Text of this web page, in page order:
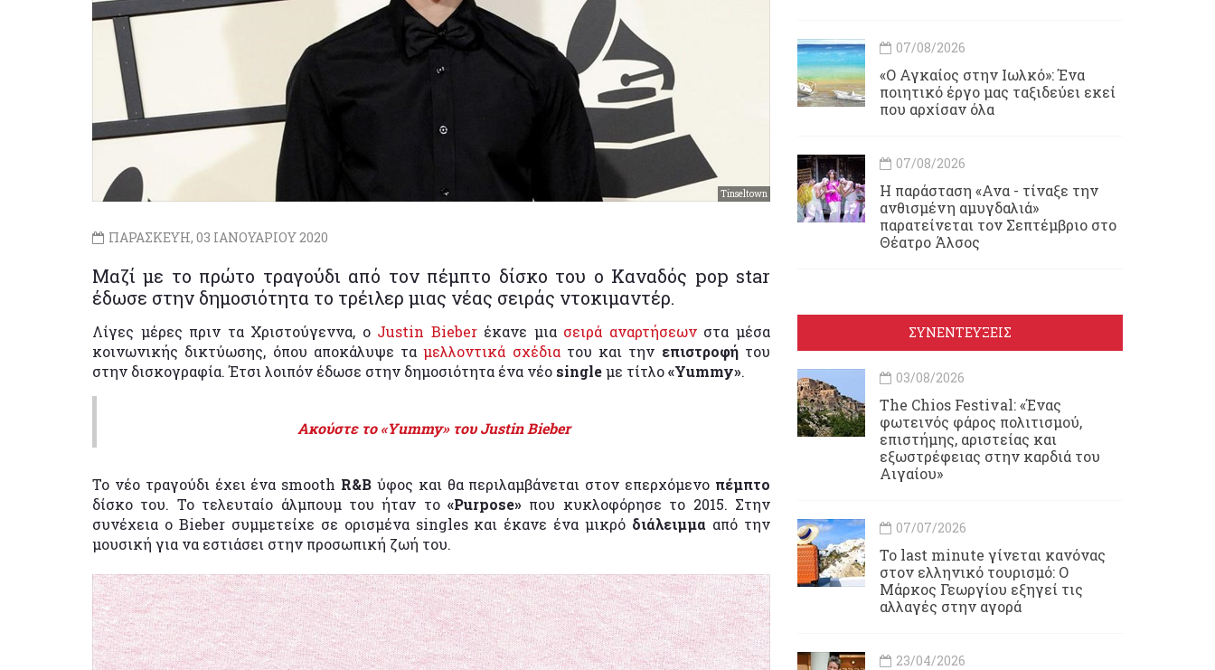
Tinseltown
ΠΑΡΑΣΚΕΥΗ, 03 ΙΑΝΟΥΑΡΙΟΥ 2020
Μαζί με το πρώτο τραγούδι από τον πέμπτο δίσκο του ο Καναδός pop star
έδωσε στην δημοσιότητα το τρέιλερ μιας νέας σειράς ντοκιμαντέρ.
Λίγες μέρες πριν τα Χριστούγεννα, ο Justin Bieberέκανε μια σειρά αναρτήσεωνστα μέσα
κοινωνικής δικτύωσης, όπου αποκάλυψε ταμελλοντικά σχέδιατου και την επιστροφή του
στην δισκογραφία. Έτσι λοιπόν έδωσε στην δημοσιότητα ένα νέο singleμε τίτλο«Yummy».
Ακούστε το «Yummy» του Justin Bieber
Το νέο τραγούδι έχει ένα smooth R&B ύφος και θα περιλαμβάνεται στον επερχόμενο πέμπτο
δίσκο του. Το τελευταίο άλμπουμ του ήταν το«Purpose» που κυκλοφόρησε το 2015. Στην
συνέχεια ο Bieber συμμετείχε σε ορισμένα singles και έκανε ένα μικρό διάλειμμα από την
μουσική για να εστιάσει στην προσωπική ζωή του.
07/08/2026
«Ο Αγκαίος στην Ιωλκό»: Ένα
ποιητικό έργο μας ταξιδεύει εκεί
που αρχίσαν όλα
07/08/2026
Η παράσταση «Ανα - τίναξε την
ανθισμένη αμυγδαλιά»
παρατείνεται τον Σεπτέμβριο στο
Θέατρο Άλσος
ΣΥΝΕΝΤΕΥΞΕΙΣ
03/08/2026
Τhe Chios Festival: «Ένας
φωτεινός φάρος πολιτισμού,
επιστήμης, αριστείας και
εξωστρέφειας στην καρδιά του
Αιγαίου»
07/07/2026
Το last minute γίνεται κανόνας
στον ελληνικό τουρισμό: Ο
Μάρκος Γεωργίου εξηγεί τις
αλλαγές στην αγορά
23/04/2026